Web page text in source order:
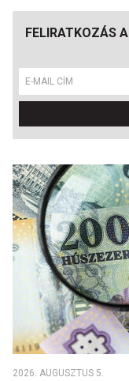
FELIRATKOZÁS A
2026. AUGUSZTUS 5.